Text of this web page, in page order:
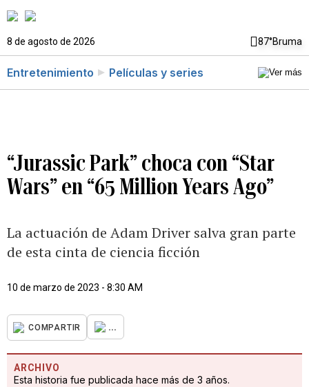
8 de agosto de 2026 87°Bruma
Entretenimiento Películas y series
“Jurassic Park” choca con “Star
Wars” en “65 Million Years Ago”
La actuación de Adam Driver salva gran parte
de esta cinta de ciencia ficción
10 de marzo de 2023 - 8:30 AM
COMPARTIR ...
ARCHIVO
Esta historia fue publicada hace más de 3 años.